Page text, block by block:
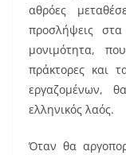
αθρόες
προσλήψεις
μονιμότητα,
πράκτορες και
εργαζομένων,
ελληνικός λαός.
Όταν θα